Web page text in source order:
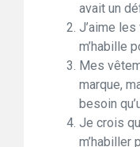
avait un
J’aime
m’habille
Mes
marque,
besoin
Je crois
m’habiller